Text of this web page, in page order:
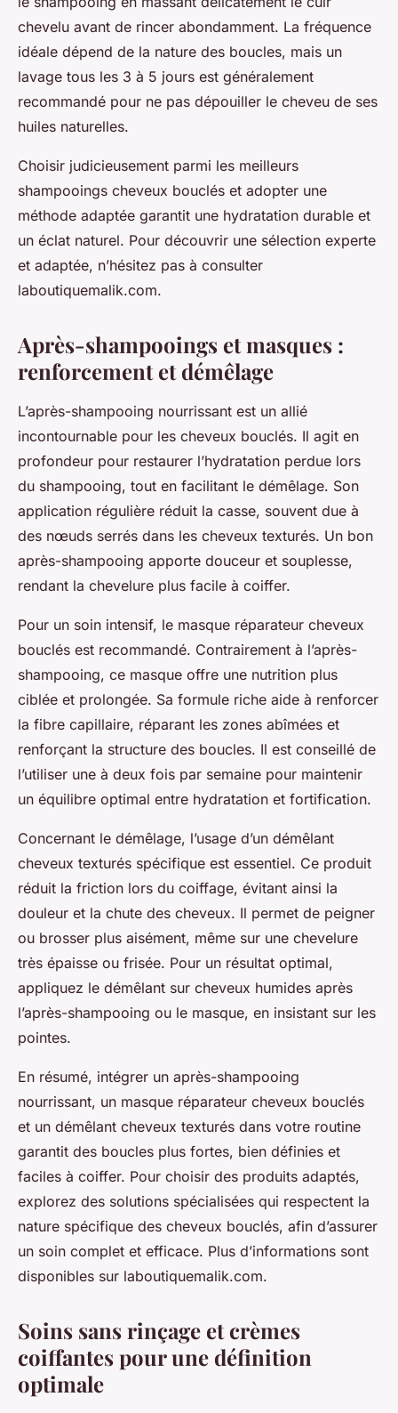
chevelu avant de rincer abondamment. La fréquence
idéale dépend de la nature des boucles, mais un
lavage tous les 3 à 5 jours est généralement
recommandé pour ne pas dépouiller le cheveu de ses
huiles naturelles.
Choisir judicieusement parmi les meilleurs
shampooings cheveux bouclés et adopter une
méthode adaptée garantit une hydratation durable et
un éclat naturel. Pour découvrir une sélection experte
et adaptée, n’hésitez pas à consulter
laboutiquemalik.com.
Après-shampooings et masques :
renforcement et démêlage
L’après-shampooing nourrissant est un allié
incontournable pour les cheveux bouclés. Il agit en
profondeur pour restaurer l’hydratation perdue lors
du shampooing, tout en facilitant le démêlage. Son
application régulière réduit la casse, souvent due à
des nœuds serrés dans les cheveux texturés. Un bon
après-shampooing apporte douceur et souplesse,
rendant la chevelure plus facile à coiffer.
Pour un soin intensif, le masque réparateur cheveux
bouclés est recommandé. Contrairement à l’après-
shampooing, ce masque offre une nutrition plus
ciblée et prolongée. Sa formule riche aide à renforcer
la fibre capillaire, réparant les zones abîmées et
renforçant la structure des boucles. Il est conseillé de
l’utiliser une à deux fois par semaine pour maintenir
un équilibre optimal entre hydratation et fortification.
Concernant le démêlage, l’usage d’un démêlant
cheveux texturés spécifique est essentiel. Ce produit
réduit la friction lors du coiffage, évitant ainsi la
douleur et la chute des cheveux. Il permet de peigner
ou brosser plus aisément, même sur une chevelure
très épaisse ou frisée. Pour un résultat optimal,
appliquez le démêlant sur cheveux humides après
l’après-shampooing ou le masque, en insistant sur les
pointes.
En résumé, intégrer un après-shampooing
nourrissant, un masque réparateur cheveux bouclés
et un démêlant cheveux texturés dans votre routine
garantit des boucles plus fortes, bien définies et
faciles à coiffer. Pour choisir des produits adaptés,
explorez des solutions spécialisées qui respectent la
nature spécifique des cheveux bouclés, afin d’assurer
un soin complet et efficace. Plus d’informations sont
disponibles sur laboutiquemalik.com.
Soins sans rinçage et crèmes
coiffantes pour une définition
optimale